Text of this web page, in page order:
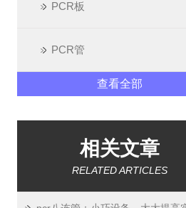
PCR板
PCR管
查看全部
相关文章
RELATED ARTICLES